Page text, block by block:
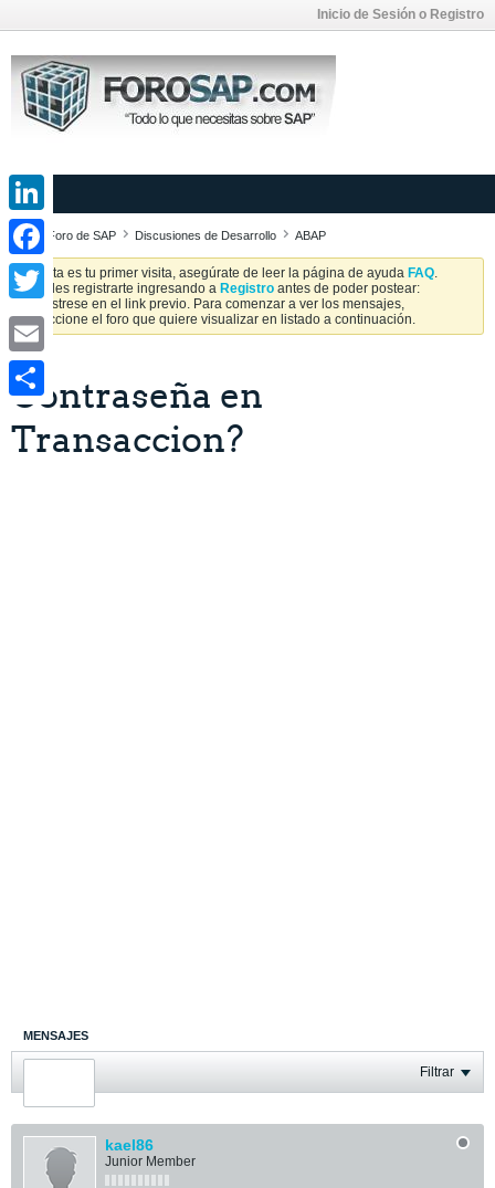
Inicio de Sesión o Registro
Foro de SAP Discusiones de Desarrollo ABAP
Si esta es tu primer visita, asegúrate de leer la página de ayuda FAQ.
Puedes registrarte ingresando a Registro antes de poder postear:
Regístrese en el link previo. Para comenzar a ver los mensajes,
seleccione el foro que quiere visualizar en listado a continuación.
Contraseña en
Transaccion?
MENSAJES
ÚLTIMA ACTIVIDAD Filtrar
kael86
Junior Member
LinkedIn
Facebook
Twitter
Email